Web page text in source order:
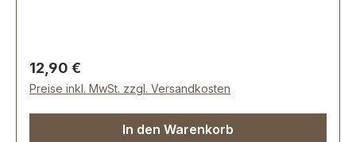
Zahlenschloss
Regulärer Preis:
12,90 €
Preise inkl. MwSt. zzgl. Versandkosten
In den Warenkorb